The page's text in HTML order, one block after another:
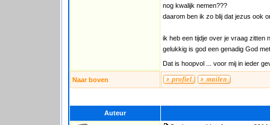
nog kwalijk nemen???
daarom ben ik zo blij dat jezus ook
ik heb een tijdje over je vraag zitten
gelukkig is god een genadig God
Dat is hoopvol ... voor mij in ieder
Naar boven
Auteur